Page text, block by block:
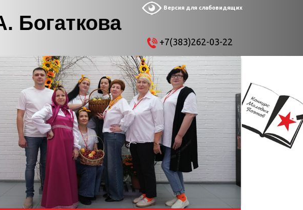
Богаткова
Версия для слабовидящих
+7(383)262-03-22